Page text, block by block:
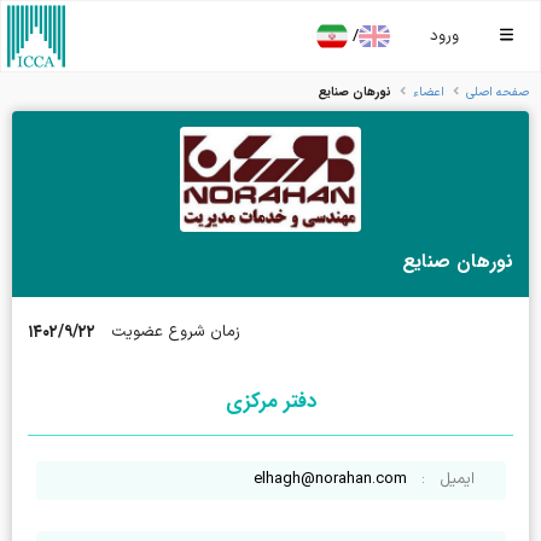
ورود /
صفحه اصلی اعضاء نورهان صنایع
نورهان صنایع
زمان شروع عضویت ۱۴۰۲/۹/۲۲
دفتر مرکزی
ایمیل :
elhagh@norahan.com